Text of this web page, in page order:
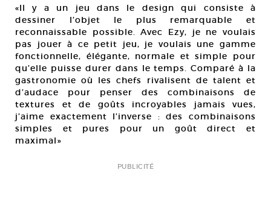
«Il y a un jeu dans le design qui consiste à
dessiner l’objet le plus remarquable et
reconnaissable possible. Avec Ezy, je ne voulais
pas jouer à ce petit jeu, je voulais une gamme
fonctionnelle, élégante, normale et simple pour
qu’elle puisse durer dans le temps. Comparé à la
gastronomie où les chefs rivalisent de talent et
d’audace pour penser des combinaisons de
textures et de goûts incroyables jamais vues,
j’aime exactement l’inverse : des combinaisons
simples et pures pour un goût direct et
maximal»
PUBLICITÉ